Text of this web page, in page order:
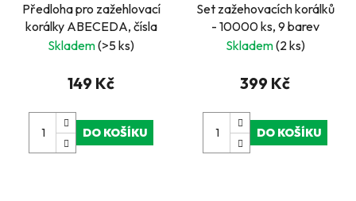
Předloha pro zažehlovací
korálky ABECEDA, čísla
Skladem(>5 ks)
149 Kč
DO KOŠÍKU
Set zažehovacích korálků
- 10000 ks, 9 barev
Skladem(2 ks)
399 Kč
DO KOŠÍKU